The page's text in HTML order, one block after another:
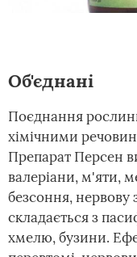
Об'єднані
Поєднання
хімічними
Препарат Персен
валеріани, м'яти,
безсоння, нервову
складається з
хмелю, бузини.